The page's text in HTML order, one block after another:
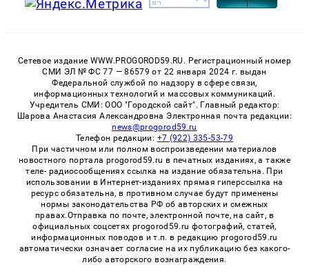
Сетевое издание WWW.PROGOROD59.RU. Регистрационный номер
СМИ ЭЛ № ФС 77 — 86579 от 22 января 2024 г. выдан
Федеральной службой по надзору в сфере связи,
информационных технологий и массовых коммуникаций.
Учредитель СМИ: ООО "Городской сайт". Главный редактор:
Шарова Анастасия Александровна Электронная почта редакции:
news@progorod59.ru
Телефон редакции: +7 (922) 335-53-79
При частичном или полном воспроизведении материалов
новостного портала progorod59.ru в печатных изданиях, а также
теле- радиосообщениях ссылка на издание обязательна. При
использовании в Интернет-изданиях прямая гиперссылка на
ресурс обязательна, в противном случае будут применены
нормы законодательства РФ об авторских и смежных
правах.Отправка по почте, электронной почте, на сайт, в
официальных соцсетях progorod59.ru фотографий, статей,
информационных поводов и т.п. в редакцию progorod59.ru
автоматически означает согласие на их публикацию без какого-
либо авторского вознаграждения.